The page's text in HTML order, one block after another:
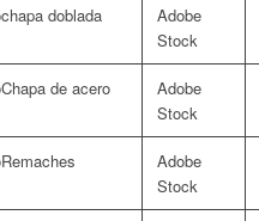
chapa doblada
Adobe
Stock
Chapa de acero
Adobe
Stock
Remaches
Adobe
Stock